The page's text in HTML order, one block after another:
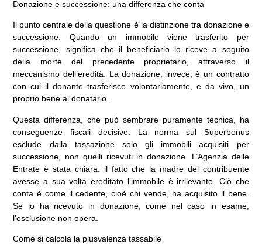
Donazione e successione: una differenza che conta
Il punto centrale della questione è la distinzione tra donazione e
successione. Quando un immobile viene trasferito per
successione, significa che il beneficiario lo riceve a seguito
della morte del precedente proprietario, attraverso il
meccanismo dell’eredità. La donazione, invece, è un contratto
con cui il donante trasferisce volontariamente, e da vivo, un
proprio bene al donatario.
Questa differenza, che può sembrare puramente tecnica, ha
conseguenze fiscali decisive. La norma sul Superbonus
esclude dalla tassazione solo gli immobili acquisiti per
successione, non quelli ricevuti in donazione. L’Agenzia delle
Entrate è stata chiara: il fatto che la madre del contribuente
avesse a sua volta ereditato l’immobile è irrilevante. Ciò che
conta è come il cedente, cioè chi vende, ha acquisito il bene.
Se lo ha ricevuto in donazione, come nel caso in esame,
l’esclusione non opera.
Come si calcola la plusvalenza tassabile